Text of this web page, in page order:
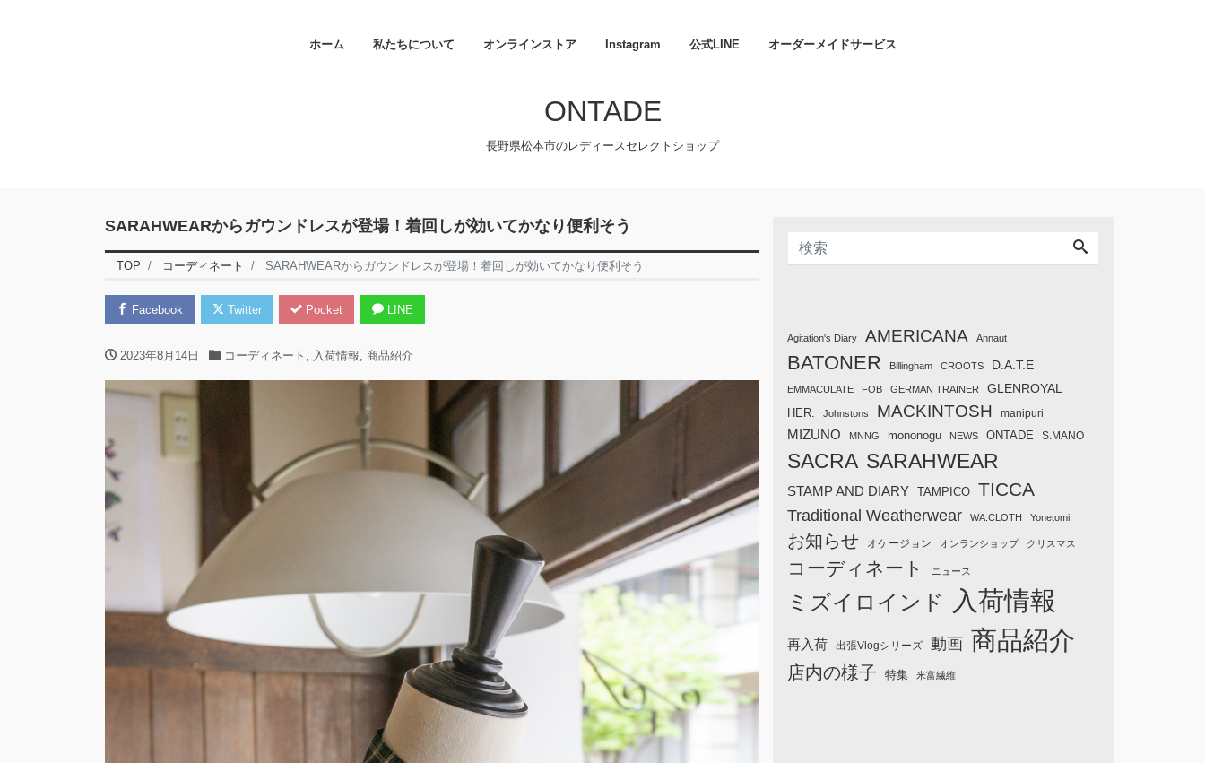
ホーム 私たちについて オンラインストア Instagram 公式LINE オーダーメイドサービス
ONTADE
長野県松本市のレディースセレクトショップ
SARAHWEARからガウンドレスが登場！着回しが効いてかなり便利そう
TOP コーディネート SARAHWEARからガウンドレスが登場！着回しが効いてかなり便利そう
Facebook Twitter Pocket LINE
2023年8月14日 コーディネート 入荷情報 商品紹介
Agitation's Diary AMERICANA Annaut
BATONER Billingham CROOTS D.A.T.E
EMMACULATE FOB GERMAN TRAINER GLENROYAL
HER. Johnstons MACKINTOSH manipuri
MIZUNO MNNG mononogu NEWS ONTADE S.MANO
SACRA SARAHWEAR
STAMP AND DIARY TAMPICO TICCA
Traditional Weatherwear WA.CLOTH Yonetomi
お知らせ オケージョン オンランショップ クリスマス
コーディネート ニュース
ミズイロインド 入荷情報
再入荷 出張Vlogシリーズ 動画 商品紹介
店内の様子 特集 米富繊維